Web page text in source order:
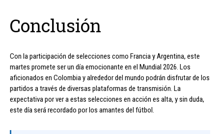
Conclusión
Con la participación de selecciones como Francia y Argentina, este
martes promete ser un día emocionante en el Mundial 2026. Los
aficionados en Colombia y alrededor del mundo podrán disfrutar de los
partidos a través de diversas plataformas de transmisión. La
expectativa por ver a estas selecciones en acción es alta, y sin duda,
este día será recordado por los amantes del fútbol.